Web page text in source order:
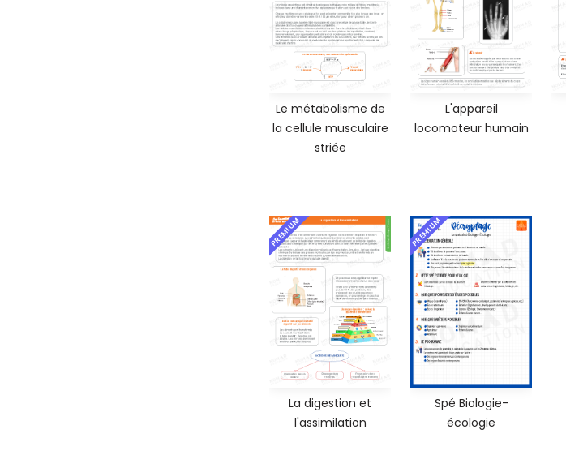
Le métabolisme de
la cellule musculaire
striée
L'appareil
locomoteur humain
PREMIUM
La digestion et
l'assimilation
PREMIUM
Spé Biologie-
écologie